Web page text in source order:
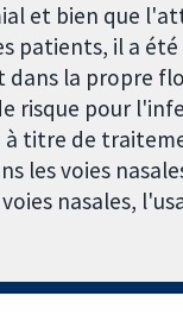
et bien que
patients, il a été
dans la propre
risque pour
à titre de
les voies
nasales,